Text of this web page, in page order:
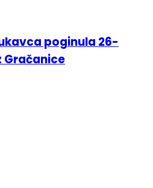
poginula 26-
Gračanice